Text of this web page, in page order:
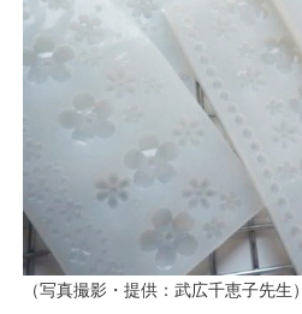
（写真撮影・提供：武広千恵子先生）